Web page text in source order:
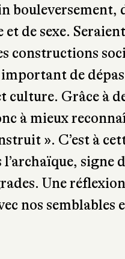
régner. Grâce à
on
de
cet exposé, on
utiliser
bouleversement,
et de sexe.
constructions
de
culture. Grâce à